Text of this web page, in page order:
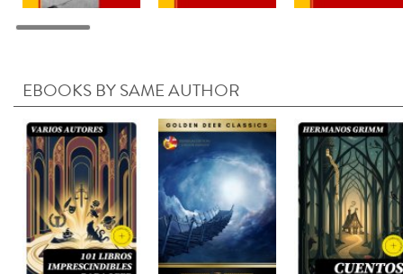
EBOOKS BY SAME AUTHOR